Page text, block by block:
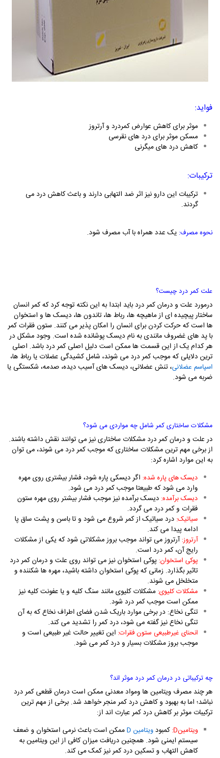
فواید:
موثر برای کاهش عوارض کمردرد و آرتروز
مسکن موثر برای درد های نقرسی
کاهش درد های میگرنی
ترکیبات:
ترکیبات این دارو نیز اثر ضد التهابی دارند و باعث کاهش درد می
گردند.
نحوه مصرف: یک عدد همراه با آب مصرف شود.
علت کمر درد چیست؟
درمورد علت و درمان کمر درد باید ابتدا به این نکته توجه کرد که کمر انسان
ساختار پیچیده ای از ماهیچه ها، رباط ها، تاندون ها، دیسک ها و استخوان
ها است که حرکت کردن برای انسان را امکان پذیر می کنند. ستون فقرات کمر
با پد های غضروف مانندی به نام دیسک پوشانده شده است. وجود مشکل در
هر کدام یک از این قسمت ها ممکن است دلیل اصلی کمر درد باشد. اصلی
ترین دلایلی که موجب کمر درد می شوند، شامل کشیدگی عضلات یا رباط ها،
اسپاسم عضلانی، تنش عضلانی، دیسک های آسیب دیده، صدمه، شکستگی یا
ضربه می شود.
مشکلات ساختاری کمر شامل چه مواردی می شود؟
در علت و درمان کمر درد مشکلات ساختاری نیز می توانند نقش داشته باشند.
از برخی مهم ترین مشکلات ساختاری که موجب کمر درد می شوند، می توان
به این موارد اشاره کرد:
دیسک های پاره شده: اگر دیسکی پاره شود، فشار بیشتری روی مهره
وارد می شود که طبیعتا موجب کمر درد می شود.
دیسک برآمده: دیسک برآمده نیز موجب فشار بیشتر روی مهره ستون
فقرات و کمر درد می گردد.
سیاتیک: درد سیاتیک از کمر شروع می شود و تا باسن و پشت ساق پا
ادامه پیدا می کند.
آرتروز:آرتروز می تواند موجب بروز مشکلاتی شود که یکی از مشکلات
رایج آن، کمر درد است.
پوکی استخوان: پوکی استخوان نیز می تواند روی علت و درمان کمر درد
تاثیر بگذارد. زمانی که پوکی استخوان داشته باشید، مهره ها شکننده و
متخلخل می شوند.
مشکلات کلیوی: مشکلات کلیوی مانند سنگ کلیه و یا عفونت کلیه نیز
ممکن است موجب کمر درد شود.
تنگی نخاع: در برخی موارد باریک شدن فضای اطراف نخاع که به آن
تنگی نخاع نیز گفته می شود، درد کمر را تشدید می کند.
انحنای غیرطبیعی ستون فقرات: این تغییر حالت غیر طبیعی است و
موجب بروز مشکلات بسیار و درد کمر می شود.
چه ترکیباتی در درمان کمر درد موثر اند؟
هر چند مصرف ویتامین ها ومواد معدنی ممکن است درمان قطعی کمر درد
نباشد؛ اما به بهبود و کاهش درد کمر منجر خواهد شد. برخی از مهم ترین
ترکیبات موثر بر کاهش درد کمر عبارت اند از:
:Dویتامین کمبودویتامین Dممکن است باعث نرمی استخوان و ضعف
سیستم ایمنی شود. همچنین دریافت میزان کافی از این ویتامین به
کاهش التهاب و تسکین درد کمر نیز کمک می کند.